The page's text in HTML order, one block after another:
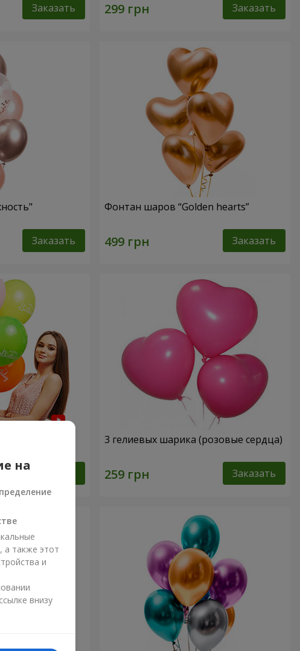
Заказать Заказать
Заказать
Фонтан шаров “Golden hearts”
Заказать
Днем 3 гелиевых шарика (розовые сердца)
Заказать
на
а также этот
и
внизу